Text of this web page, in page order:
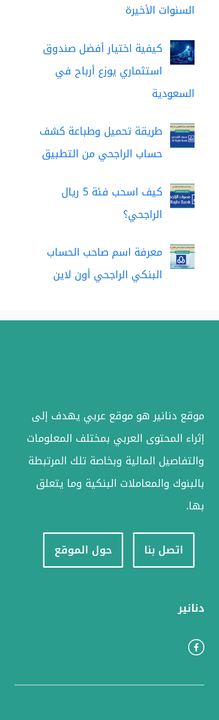
السنوات الأخيرة
كيفية اختيار أفضل صندوق
استثماري يوزع أرباح في
السعودية
طريقة تحميل وطباعة كشف
حساب الراجحي من التطبيق
كيف اسحب فئة 5 ريال
الراجحي؟
معرفة اسم صاحب الحساب
البنكي الراجحي أون لاين
موقع دنانير هو موقع عربي يهدف إلى
إثراء المحتوى العربي بمختلف المعلومات
والتفاصيل المالية وبخاصة تلك المرتبطة
بالبنوك والمعاملات البنكية وما يتعلق
بها.
اتصل بنا حول الموقع
دنانير